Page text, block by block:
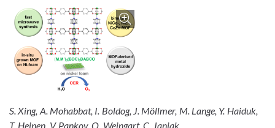
S. Xing, A. Mohabbat, I. Boldog, J. Möllmer, M. Lange, Y. Haiduk,
T. Heinen, V. Pankov, O. Weingart, C. Janiak,